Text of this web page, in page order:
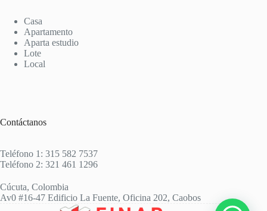
Casa
Apartamento
Aparta estudio
Lote
Local
Contáctanos
Teléfono 1: 315 582 7537
Teléfono 2: 321 461 1296
Cúcuta, Colombia
Av0 #16-47 Edificio La Fuente, Oficina 202, Caobos